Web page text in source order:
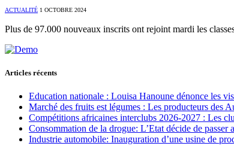
ACTUALITÉ 1 OCTOBRE 2024
Plus de 97.000 nouveaux inscrits ont rejoint mardi les
Articles récents
Education nationale : Louisa Hanoune dénonce les
Marché des fruits est légumes : Les producteurs des
Compétitions africaines interclubs 2026-2027 : Les
Consommation de la drogue: L’Etat décide de passer
Industrie automobile: Inauguration d’une usine de